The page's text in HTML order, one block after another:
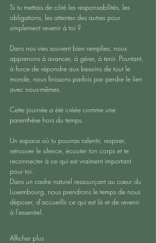
Si tu mettais de côté les responsabilités, les
obligations, les attentes des autres pour
simplement revenir à toi ?
Dans nos vies souvent bien remplies, nous
apprenons à avancer, à gérer, à tenir. Pourtant,
à force de répondre aux besoins de tout le
monde, nous finissons parfois par perdre le lien
avec nous-mêmes.
Cette journée a été créée comme une
parenthèse hors du temps.
Un espace où tu pourras ralentir, respirer,
retrouver le silence, écouter ton corps et te
reconnecter à ce qui est vraiment important
pour toi.
Dans un cadre naturel ressourçant au cœur du
Luxembourg, nous prendrons le temps de nous
déposer, d'accueillir ce qui est là et de revenir
à l'essentiel.
Afficher plus